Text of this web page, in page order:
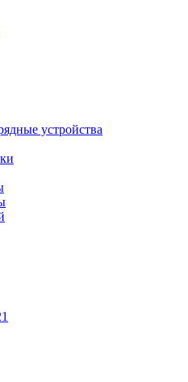
устройства